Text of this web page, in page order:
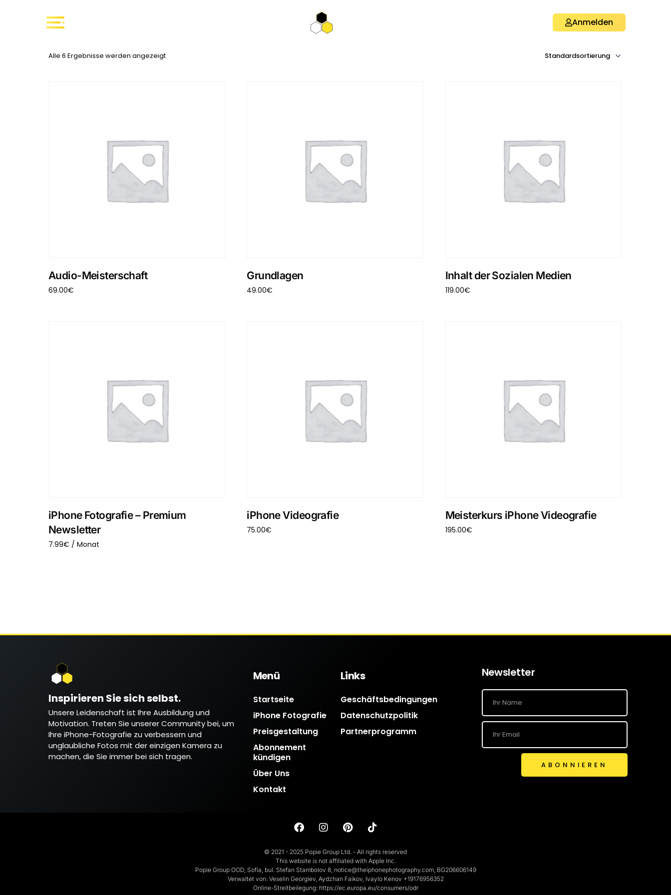
Anmelden
Alle 6 Ergebnisse werden angezeigt
Audio-Meisterschaft
69.00€
Grundlagen
49.00€
Inhalt der Sozialen Medien
119.00€
iPhone Fotografie – Premium
Newsletter
7.99€ / Monat
iPhone Videografie
75.00€
Meisterkurs iPhone Videografie
195.00€
Inspirieren Sie sich selbst.
Unsere Leidenschaft ist Ihre Ausbildung und
Motivation. Treten Sie unserer Community bei, um
Ihre iPhone-Fotografie zu verbessern und
unglaubliche Fotos mit der einzigen Kamera zu
machen, die Sie immer bei sich tragen.
Menü
Startseite
iPhone Fotografie
Preisgestaltung
Abonnement
kündigen
Über Uns
Kontakt
Links
Geschäftsbedingungen
Datenschutzpolitik
Partnerprogramm
Newsletter
ABONNIEREN
© 2021 - 2025 Popie Group Ltd. - All rights reserved
This website is not affiliated with Apple Inc.
Popie Group OOD, Sofia, bul. Stefan Stambolov 8, notice@theiphonephotography.com, BG206606149
Verwaltet von: Veselin Georgiev, Aydzhan Faikov, Ivaylo Kenov +19176956352
Online-Streitbeilegung: https://ec.europa.eu/consumers/odr